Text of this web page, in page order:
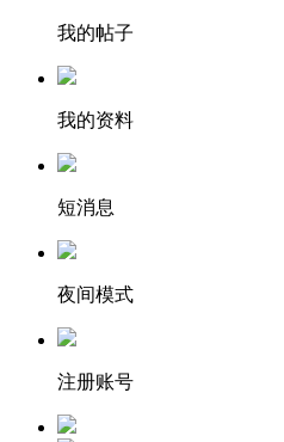
我的帖子
我的资料
短消息
夜间模式
注册账号